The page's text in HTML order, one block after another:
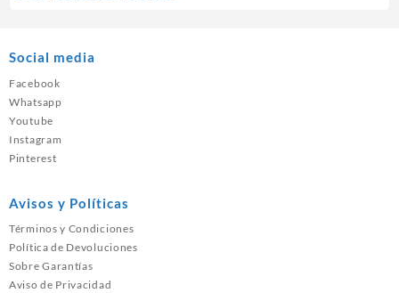
Social media
Facebook
Whatsapp
Youtube
Instagram
Pinterest
Avisos y Políticas
Términos y Condiciones
Política de Devoluciones
Sobre Garantías
Aviso de Privacidad